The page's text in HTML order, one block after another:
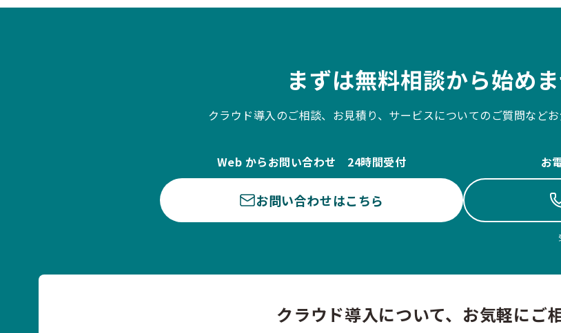
まずは無料相談から始め
クラウド導入のご相談、お見積り、サービスについてのご質問など
Web からお問い合わせ 24時間受付
お問い合わせはこちら
お
クラウド導入について、お気軽にご